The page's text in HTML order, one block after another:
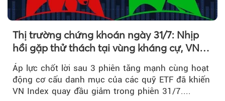
Thị trường chứng khoán ngày 31/7: Nhịp
hồi gặp thử thách tại vùng kháng cự, VN
Index giảm gần 9 điểm trong phiên cuối...
Áp lực chốt lời sau 3 phiên tăng mạnh cùng hoạt
động cơ cấu danh mục của các quỹ ETF đã khiến
VN Index quay đầu giảm trong phiên 31/7....